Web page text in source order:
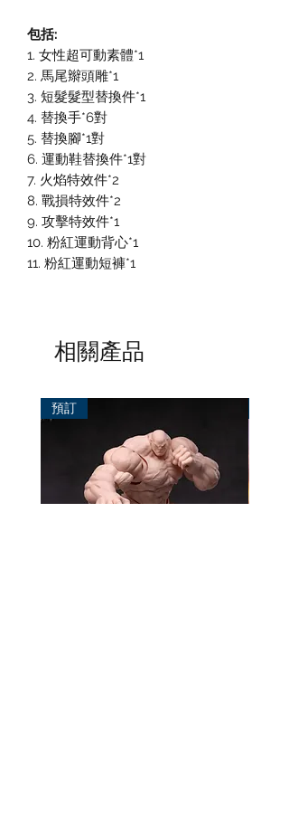
包括:
1. 女性超可動素體*1
2. 馬尾辮頭雕*1
3. 短髮髮型替換件*1
4. 替換手*6對
5. 替換腳*1對
6. 運動鞋替換件*1對
7. 火焰特效件*2
8. 戰損特效件*2
9. 攻擊特效件*1
10. 粉紅運動背心*1
11. 粉紅運動短褲*1
相關產品
預訂